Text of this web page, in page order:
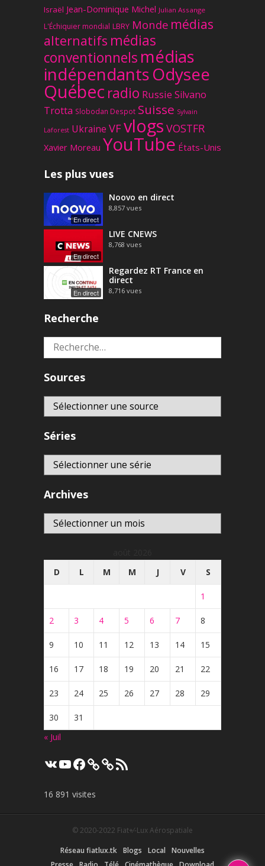
Israël Jean-Dominique Michel Julian Assange
L'Échiquier mondial LBRY Monde médias
alternatifs médias
conventionnels médias
indépendantsOdysee
Québec radio Russie Silvano
Trotta Slobodan Despot Suisse Sylvain
Laforest Ukraine VFvlogs VOSTFR
Xavier Moreau YouTube États-Unis
Les plus vues
En direct
Noovo en direct
8,857 vues
En direct
LIVE CNEWS
8,768 vues
En direct
Regardez RT France en
direct
8,716 vues
Recherche
Rechercher :
Sources
Séries
Archives
Archives
D
L M M J V S
1
2 3 4 5 6 7 8
9 10 11 12 13 14 15
16 17 18 19 20 21 22
23 24 25 26 27 28 29
30
31
« Juil
VK YouTube
Facebook Flux
RSS
16 891 visites
© 2020-2022 Fiat+⁄-Lux Aérospatiale
Réseau fiatlux.tk Blogs Local
Nouvelles